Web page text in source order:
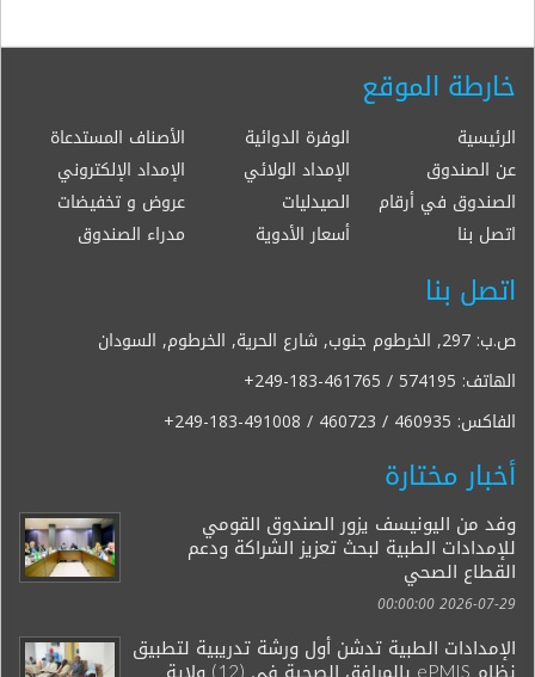
خارطة الموقع
الرئيسية الوفرة الدوائية
الأصناف المستدعاة
عن الصندوق
الإمداد الولائي
الإمداد الإلكتروني
الصندوق في أرقام
الصيدليات
عروض و تخفيضات
اتصل بنا
أسعار الأدوية مدراء الصندوق
اتصل بنا
ص.ب: 297, الخرطوم جنوب, شارع الحرية, الخرطوم, السودان
الهاتف: +249-183-461765 / 574195
الفاكس: +249-183-491008 / 460723 / 460935
أخبار مختارة
وفد من اليونيسف يزور الصندوق القومي
للإمدادات الطبية لبحث تعزيز الشراكة ودعم
القطاع الصحي
2026-07-29 00:00:00
الإمدادات الطبية تدشن أول ورشة تدريبية لتطبيق